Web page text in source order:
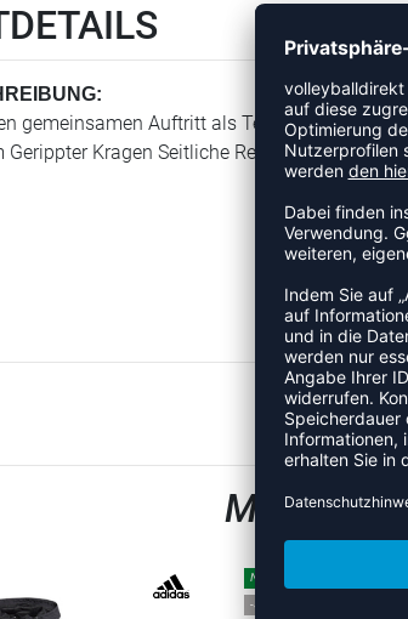
gemeinsamen Auftritt als Team.
Gerippter Kragen Seitliche
MEHR
NEW
-35%